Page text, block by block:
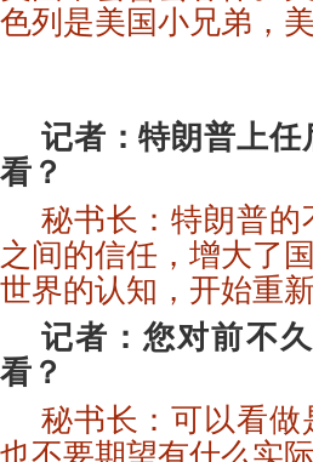
色列是美国小兄弟，
记者：特朗普上
看？
秘书长：特朗普
之间的信任，增大了
世界的认知，开始重
记者：您对前不
看？
秘书长：可以看
也不要期望有什么实际